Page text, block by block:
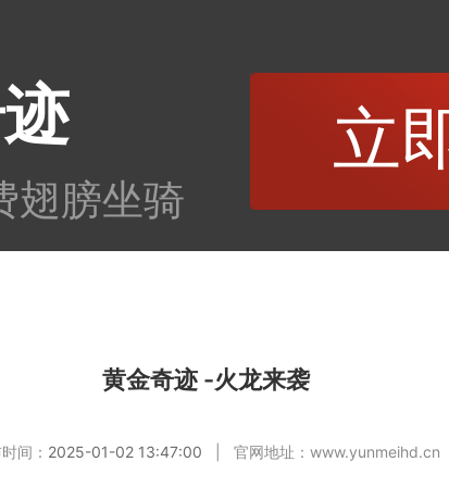
翅膀坐骑
立
黄金奇迹 -火龙来袭
间： 2025-01-02 13:47:00 | 官网地址： www.yunmeihd.cn